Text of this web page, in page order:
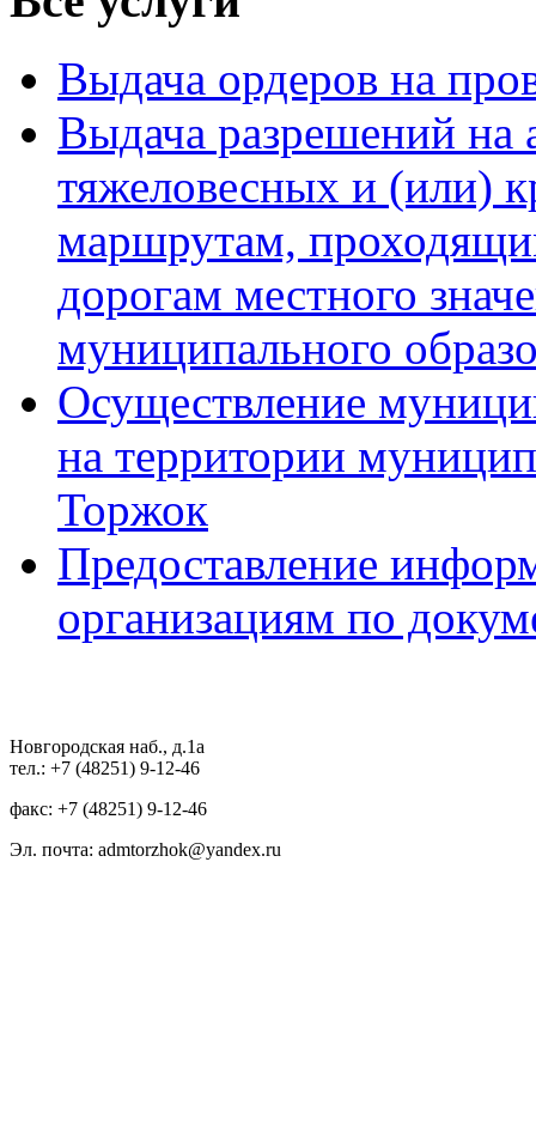
Выдача ордеров на
Выдача разрешений на
тяжеловесных и (или)
маршрутам,
дорогам местного
муниципального
Осуществление
на территории
Торжок
Предоставление
организациям по
Новгородская наб., д.1а
тел.: +7 (48251) 9-12-46
факс: +7 (48251) 9-12-46
Эл. почта: admtorzhok@yandex.ru